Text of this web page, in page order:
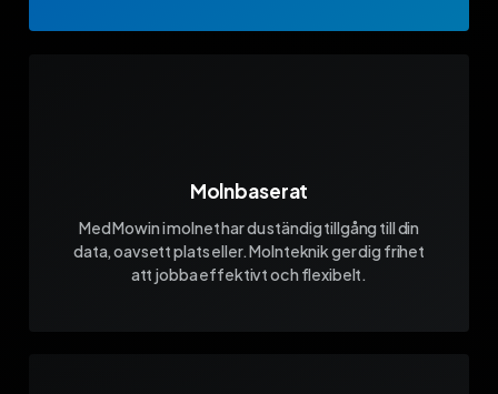
Molnbaserat
Med Mowin i molnet har du ständig tillgång till din
data, oavsett plats eller. Molnteknik ger dig frihet
att jobba effektivt och flexibelt.